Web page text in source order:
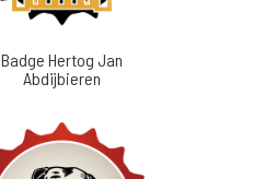
Badge Hertog Jan
Abdijbieren